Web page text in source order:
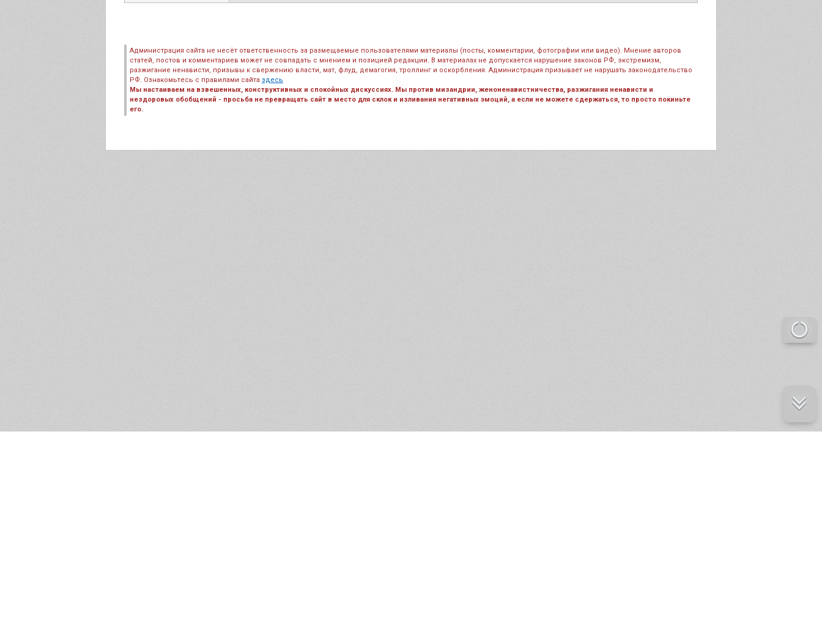
Администрация сайта не несёт ответственность за размещаемые пользователями материалы (посты, комментарии, фотографии или видео). Мнение авторов
статей, постов и комментариев может не совпадать с мнением и позицией редакции. В материалах не допускается нарушение законов РФ, экстремизм,
разжигание ненависти, призывы к свержению власти, мат, флуд, демагогия, троллинг и оскорбления. Администрация призывает не нарушать законодательство
РФ. Ознакомьтесь с правилами сайта здесь
Мы настаиваем на взвешенных, конструктивных и спокойных дискуссиях. Мы против мизандрии, женоненавистничества, разжигания ненависти и
нездоровых обобщений - просьба не превращать сайт в место для склок и изливания негативных эмоций, а если не можете сдержаться, то просто покиньте
его.